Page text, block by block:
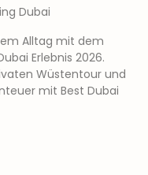
Dubai
Alltag mit dem
Erlebnis 2026.
Wüstentour und
mit Best Dubai